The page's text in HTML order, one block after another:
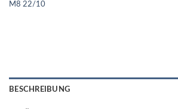
M8 22/10
BESCHREIBUNG